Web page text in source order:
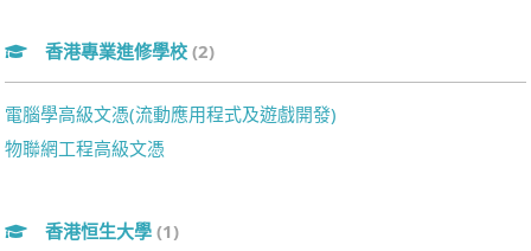
香港專業進修學校 (2)
電腦學高級文憑(流動應用程式及遊戲開發)
物聯網工程高級文憑
香港恒生大學 (1)